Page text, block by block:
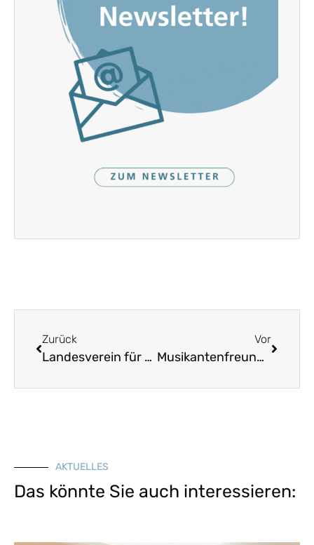
Zurück
Landesverein für Heimatpflege lobt wieder Jugendpreise mit insgesamt 11.500 Euro aus
Vor
Musikantenfreundliches Wirtshaus
AKTUELLES
Das könnte Sie auch interessieren: